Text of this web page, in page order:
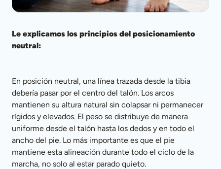
Le explicamos los principios del posicionamiento
neutral:
En posición neutral, una línea trazada desde la tibia
debería pasar por el centro del talón. Los arcos
mantienen su altura natural sin colapsar ni permanecer
rígidos y elevados. El peso se distribuye de manera
uniforme desde el talón hasta los dedos y en todo el
ancho del pie. Lo más importante es que el pie
mantiene esta alineación durante todo el ciclo de la
marcha, no solo al estar parado quieto.